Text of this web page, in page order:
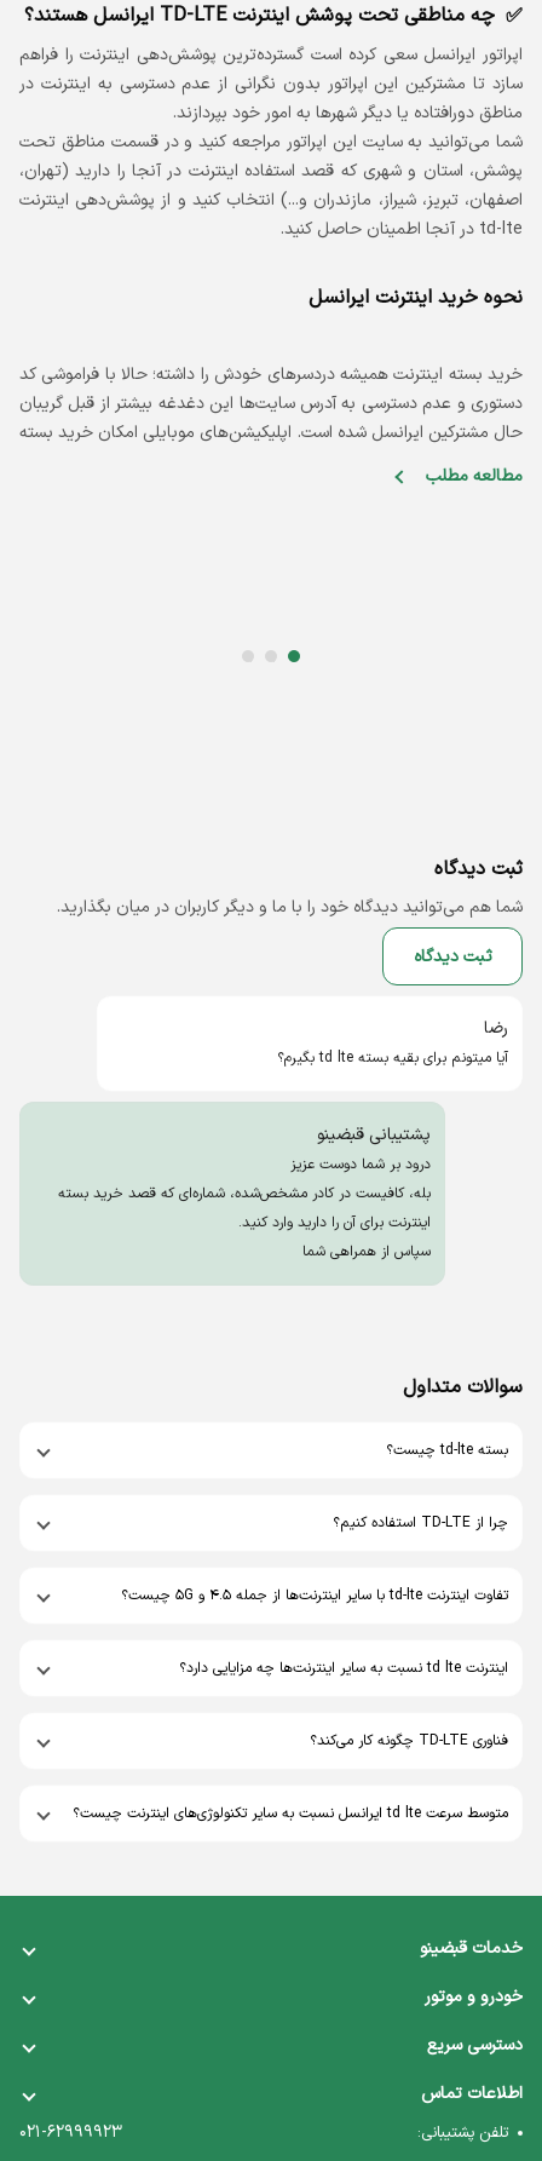
چه مناطقی تحت پوشش اینترنت TD-LTE ایرانسل هستند؟
اپراتور ایرانسل سعی کرده است گسترده‌ترین پوشش‌دهی اینترنت را فراهم
سازد تا مشترکین این اپراتور بدون نگرانی از عدم دسترسی به اینترنت در
مناطق دورافتاده یا دیگر شهرها به امور خود بپردازند.
شما می‌توانید به سایت این اپراتور مراجعه کنید و در قسمت مناطق تحت
پوشش، استان و شهری که قصد استفاده اینترنت در آنجا را دارید (تهران،
اصفهان، تبریز، شیراز، مازندران و...) انتخاب کنید و از پوشش‌دهی اینترنت
td-lte در آنجا اطمینان حاصل کنید.
اسلاید شماره 0
اسلاید شماره 1
اسلاید شماره 2
نحوه خرید اینترنت ایرانسل
خرید بسته اینترنت همیشه دردسرهای خودش را داشته؛ حالا با فراموشی کد
دستوری و عدم دسترسی به آدرس سایت‌ها این دغدغه بیشتر از قبل گریبان
حال مشترکین ایرانسل شده است. اپلیکیشن‌های موبایلی امکان خرید بسته
اینترنت ایرانسل در کوتاه‌ترین زمان را فراهم کردند.
مطالعه مطلب
ثبت دیدگاه
شما هم می‌توانید دیدگاه خود را با ما و دیگر کاربران در میان بگذارید.
ثبت دیدگاه
رضا
آيا میتونم برای بقیه بسته td lte بگیرم؟
پشتیبانی قبضینو
درود بر شما دوست عزیز
بله، کافیست در کادر مشخص‌شده، شماره‌ای که قصد خرید بسته
اینترنت برای آن را دارید وارد کنید.
سپاس از همراهی شما
سوالات متداول
بسته td-lte چیست؟
چرا از TD-LTE استفاده کنیم؟
تفاوت اینترنت td-lte با سایر اینترنت‌ها از جمله 4.5 و 5G چیست؟
اینترنت td lte نسبت به سایر اینترنت‌ها چه مزایایی دارد؟
فناوری TD-LTE چگونه کار می‌کند؟
متوسط سرعت td lte ایرانسل نسبت به سایر تکنولوژی‌های اینترنت چیست؟
خدمات قبضینو
قبض تلفن ثابت
قبض آب
قبض همراه اول
خودرو و موتور
خلافی خودرو
دسترسی سریع
همکاری با ما
درباره ما
اطلاعات تماس
تلفن پشتیبانی: 021-62999923